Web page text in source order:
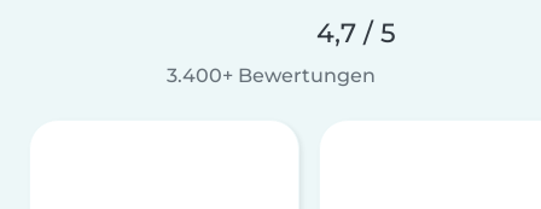
4,7 / 5
3.400+ Bewertungen